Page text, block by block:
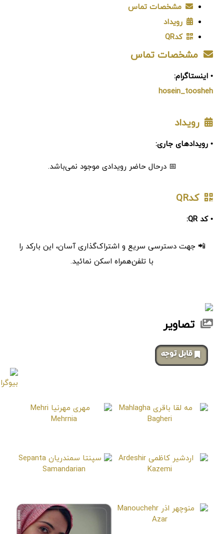
مشخصات تماس
رویداد
کدQR
مشخصات تماس
• اینستاگرام:
hosein_toosheh
رویداد
• رویدادهای جاری:
📅 درحال حاضر رویدادی موجود نمی‌باشد.
کدQR
• کد QR:
📲 جهت دسترسی سریع و اشتراک‌گذاری آسان، این بارکد را
با تلفن‌همراه اسکن نمائید.
تصاویر
‌قابل توجه